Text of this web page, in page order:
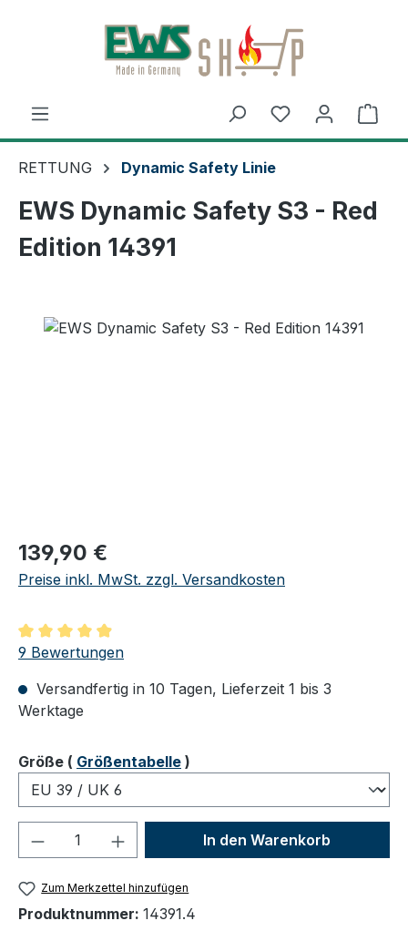
Zum Hauptinhalt springen
RETTUNG Dynamic Safety Linie
EWS Dynamic Safety S3 - Red
Edition 14391
Regulärer Preis:
139,90 €
Preise inkl. MwSt. zzgl. Versandkosten
Durchschnittliche Bewertung von 4.89 von 5 Sternen
9 Bewertungen
Versandfertig in 10 Tagen, Lieferzeit 1 bis 3
Werktage
Größeauswählen
( Größentabelle )
Produkt Anzahl: Gib denIn den Warenkorb
Zum Merkzettel hinzufügen
Produktnummer: 14391.4